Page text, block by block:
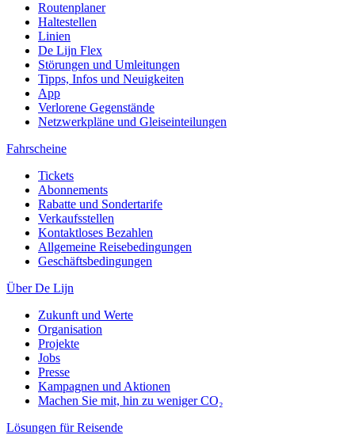
Routenplaner
Haltestellen
Linien
De Lijn Flex
Störungen und Umleitungen
Tipps, Infos und Neuigkeiten
App
Verlorene Gegenstände
Netzwerkpläne und Gleiseinteilungen
Fahrscheine
Tickets
Abonnements
Rabatte und Sondertarife
Verkaufsstellen
Kontaktloses Bezahlen
Allgemeine Reisebedingungen
Geschäftsbedingungen
Über De Lijn
Zukunft und Werte
Organisation
Projekte
Jobs
Presse
Kampagnen und Aktionen
Machen Sie mit, hin zu weniger CO₂
Lösungen für Reisende